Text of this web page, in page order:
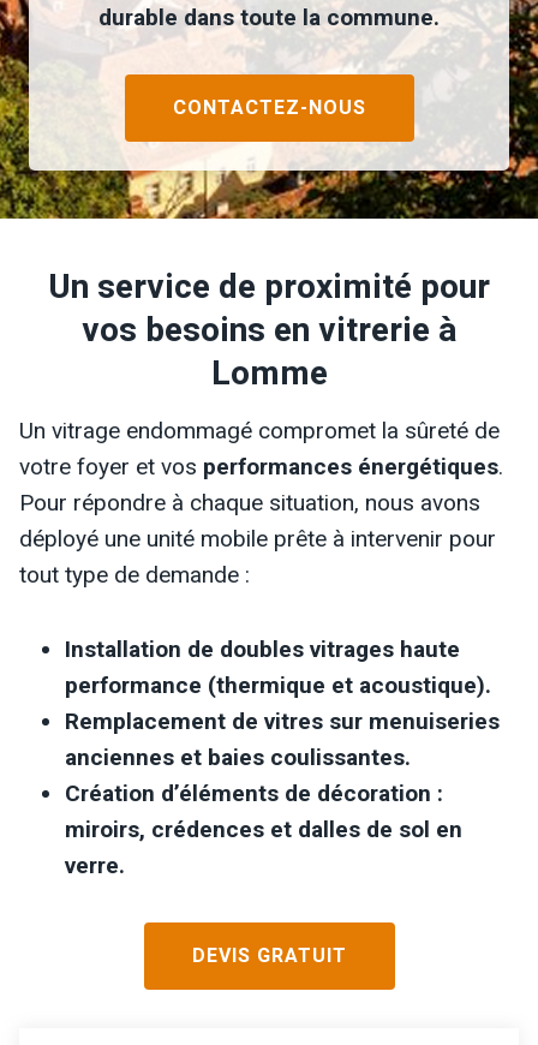
durable dans toute la commune.
CONTACTEZ-NOUS
Un service de proximité pour
vos besoins en vitrerie à
Lomme
Un vitrage endommagé compromet la sûreté de
votre foyer et vos performances énergétiques.
Pour répondre à chaque situation, nous avons
déployé une unité mobile prête à intervenir pour
tout type de demande :
Installation de doubles vitrages haute
performance (thermique et acoustique).
Remplacement de vitres sur menuiseries
anciennes et baies coulissantes.
Création d’éléments de décoration :
miroirs, crédences et dalles de sol en
verre.
DEVIS GRATUIT